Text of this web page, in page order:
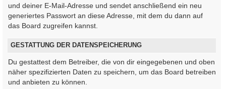
und deiner E-Mail-Adresse und sendet anschließend ein neu
generiertes Passwort an diese Adresse, mit dem du dann auf
das Board zugreifen kannst.
GESTATTUNG DER DATENSPEICHERUNG
Du gestattest dem Betreiber, die von dir eingegebenen und oben
näher spezifizierten Daten zu speichern, um das Board betreiben
und anbieten zu können.